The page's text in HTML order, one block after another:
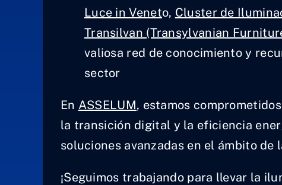
Luce in Veneto, Cluster de
Transilvan (Transylvanian
valiosa red de conocimiento y
sector
En ASSELUM, estamos
la transición digital y la eficiencia
soluciones avanzadas en el ámbito de
¡Seguimos trabajando para llevar la